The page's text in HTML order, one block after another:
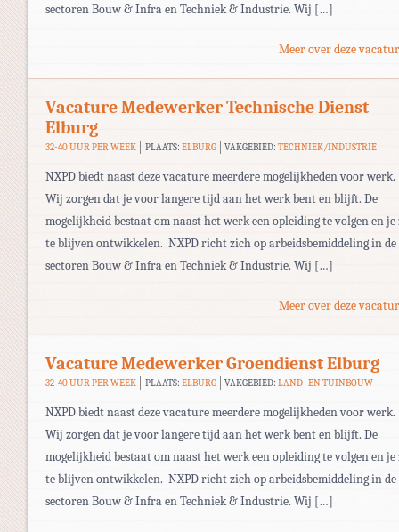
sectoren Bouw & Infra en Techniek & Industrie. Wij […]
Meer over deze
Vacature Medewerker Technische Dienst
Elburg
32-40 UUR PER WEEK PLAATS: ELBURG VAKGEBIED:TECHNIEK/INDUSTRIE
NXPD biedt naast deze vacature meerdere mogelijkheden voor werk.
Wij zorgen dat je voor langere tijd aan het werk bent en blijft. De
mogelijkheid bestaat om naast het werk een opleiding te volgen en je
te blijven ontwikkelen. NXPD richt zich op arbeidsbemiddeling in de
sectoren Bouw & Infra en Techniek & Industrie. Wij […]
Meer over deze
Vacature Medewerker Groendienst Elburg
32-40 UUR PER WEEK PLAATS: ELBURG VAKGEBIED:LAND- EN TUINBOUW
NXPD biedt naast deze vacature meerdere mogelijkheden voor werk.
Wij zorgen dat je voor langere tijd aan het werk bent en blijft. De
mogelijkheid bestaat om naast het werk een opleiding te volgen en je
te blijven ontwikkelen. NXPD richt zich op arbeidsbemiddeling in de
sectoren Bouw & Infra en Techniek & Industrie. Wij […]